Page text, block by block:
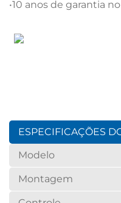
ESPECIFICAÇÕES
Modelo
Montagem